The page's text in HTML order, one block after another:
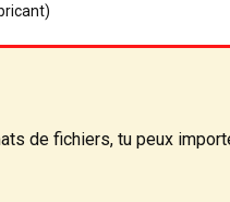
de fichiers, tu peux